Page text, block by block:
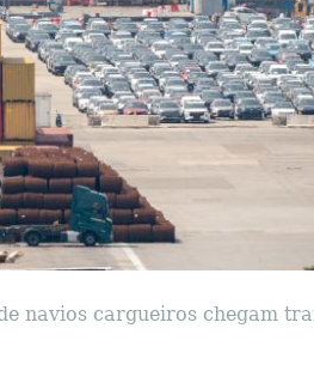
navios cargueiros chegam